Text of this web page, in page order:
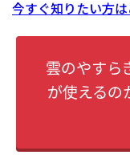
今すぐ知りたい方
雲のやすら
が使えるの